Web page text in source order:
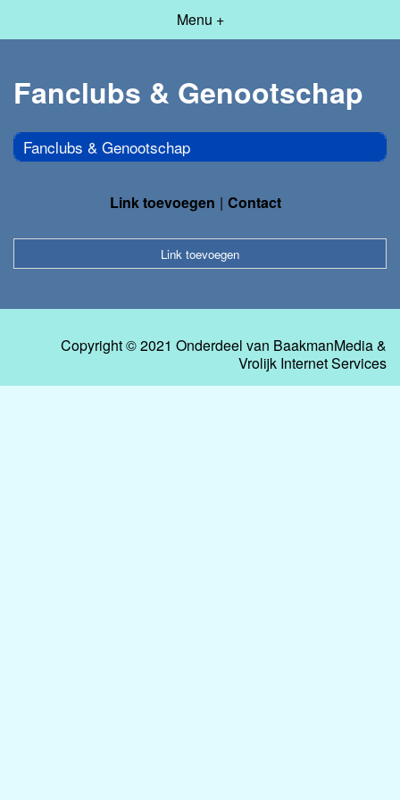
Menu +
Fanclubs & Genootschap
Fanclubs & Genootschap
Link toevoegen Contact
Link toevoegen
Copyright © 2021 Onderdeel van BaakmanMedia&
Vrolijk Internet Services